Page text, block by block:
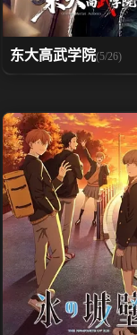
东大高武学院(5/26)